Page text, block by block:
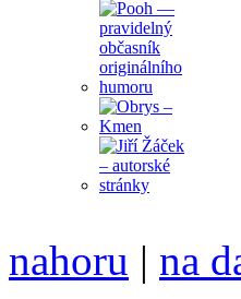
nahoru | na